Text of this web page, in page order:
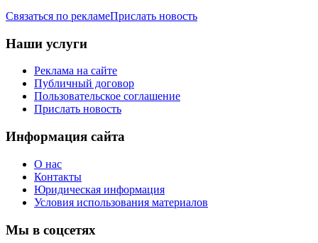
Связаться по рекламеПрислать новость
Наши услуги
Реклама на сайте
Публичный договор
Пользовательское соглашение
Прислать новость
Информация сайта
О нас
Контакты
Юридическая информация
Условия использования материалов
Мы в соцсетях